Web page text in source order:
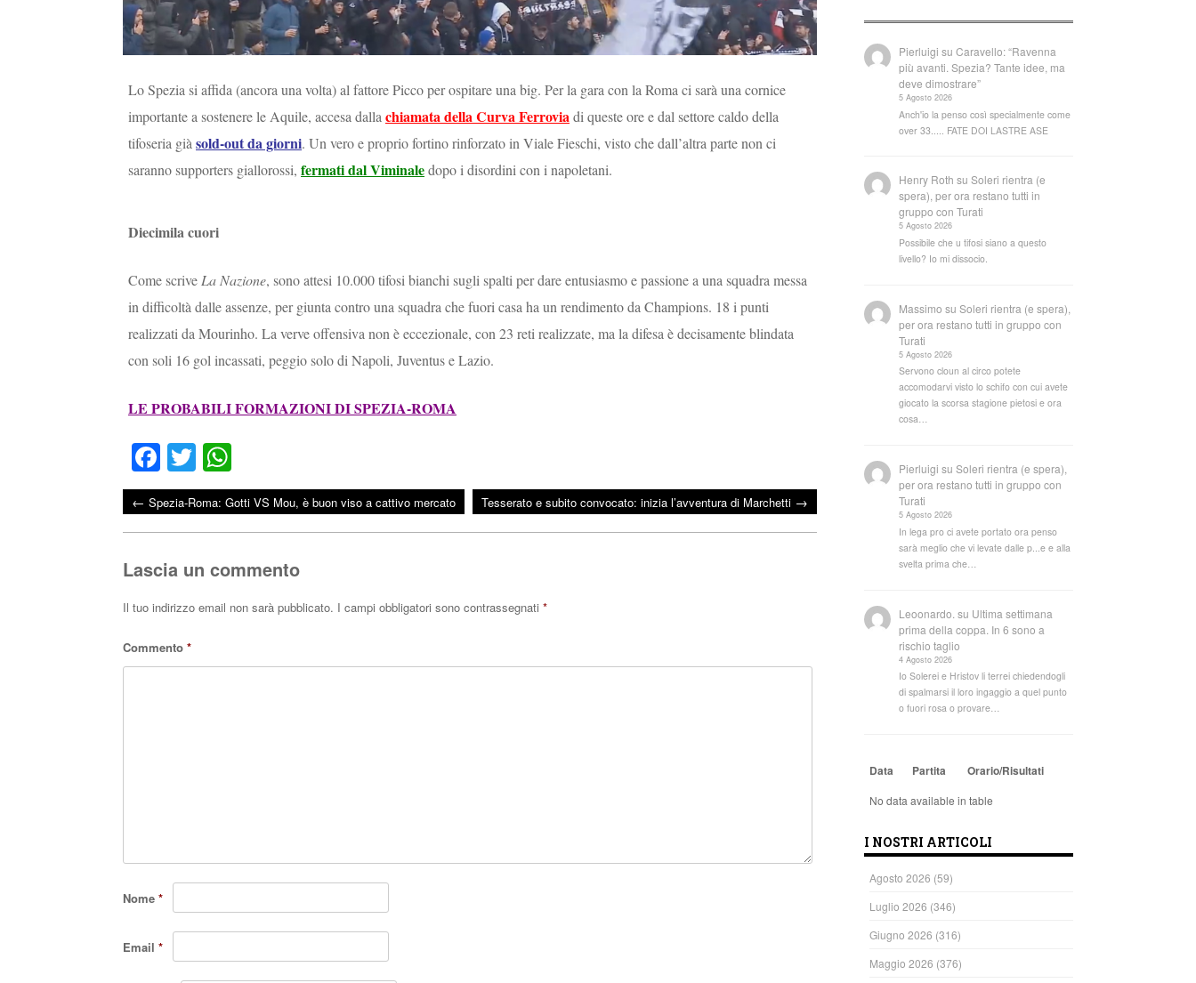
Lo Spezia si affida (ancora una volta) al fattore Picco per ospitare una big. Per la gara con la Roma ci sarà una cornice
importante a sostenere le Aquile, accesa dalla chiamata della Curva Ferroviadi queste ore e dal settore caldo della
tifoseria già sold-out da giorni. Un vero e proprio fortino rinforzato in Viale Fieschi, visto che dall’altra parte non ci
saranno supporters giallorossi, fermati dal Viminaledopo i disordini con i napoletani.
Diecimila cuori
Come scrive La Nazione, sono attesi 10.000 tifosi bianchi sugli spalti per dare entusiasmo e passione a una squadra messa
in difficoltà dalle assenze, per giunta contro una squadra che fuori casa ha un rendimento da Champions. 18 i punti
realizzati da Mourinho. La verve offensiva non è eccezionale, con 23 reti realizzate, ma la difesa è decisamente blindata
con soli 16 gol incassati, peggio solo di Napoli, Juventus e Lazio.
LE PROBABILI FORMAZIONI DI SPEZIA-ROMA
Fa
ce
bo
ok
T
wi
tte
r
ha
ts
A
pp
Post navigation
← Spezia-Roma: Gotti VS Mou, è buon viso a cattivo mercato Tesserato e subito convocato: inizia l’avventura di Marchetti →
Lascia un commento
Il tuo indirizzo email non sarà pubblicato. I campi obbligatori sono contrassegnati *
Commento *
Nome *
Email *
Pierluigi suCaravello: “Ravenna
più avanti. Spezia? Tante idee, ma
deve dimostrare”
5 Agosto 2026
Anch'io la penso così specialmente come
over 33..... FATE DOI LASTRE ASE
Henry Roth suSoleri rientra (e
spera), per ora restano tutti in
gruppo con Turati
5 Agosto 2026
Possibile che u tifosi siano a questo
livello? Io mi dissocio.
Massimo suSoleri rientra (e spera),
per ora restano tutti in gruppo con
Turati
5 Agosto 2026
Servono cloun al circo potete
accomodarvi visto lo schifo con cui avete
giocato la scorsa stagione pietosi e ora
cosa…
Pierluigi suSoleri rientra (e spera),
per ora restano tutti in gruppo con
Turati
5 Agosto 2026
In lega pro ci avete portato ora penso
sarà meglio che vi levate dalle p...e e alla
svelta prima che…
Leoonardo. su Ultima settimana
prima della coppa. In 6 sono a
rischio taglio
4 Agosto 2026
Io Solerei e Hristov li terrei chiedendogli
di spalmarsi il loro ingaggio a quel punto
o fuori rosa o provare…
Data Partita Orario/Risultati
No data available in table
I NOSTRI ARTICOLI
Agosto 2026 (59)
Luglio 2026 (346)
Giugno 2026 (316)
Maggio 2026 (376)